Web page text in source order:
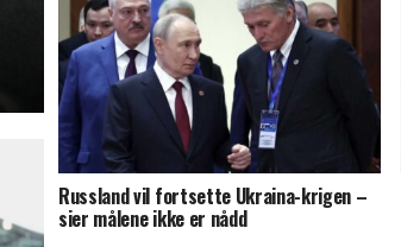
Russland vil fortsette Ukraina-krigen –
sier målene ikke er nådd